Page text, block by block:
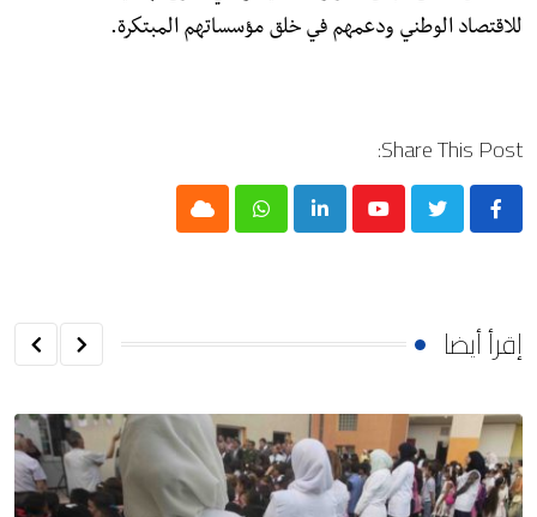
للاقتصاد الوطني ودعمهم في خلق مؤسساتهم المبتكرة.
Share This Post:
Youtube
LinkedIn
Whatsapp
Cloud
إقرأ أيضا